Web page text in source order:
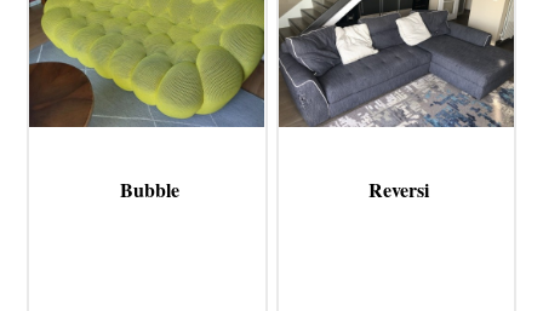
Bubble Reversi